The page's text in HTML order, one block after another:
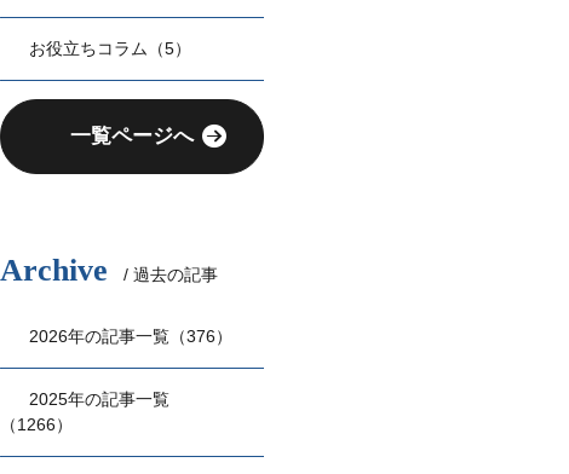
お役立ちコラム（5）
一覧ページへ
Archive / 過去の記事
2026年の記事一覧（376）
2025年の記事一覧
（1266）